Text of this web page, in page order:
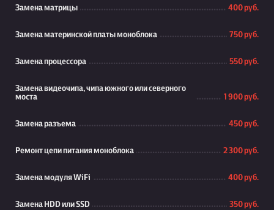
Замена матрицы 400 руб.
Замена материнской платы моноблока 750 руб.
Замена процессора 550 руб.
Замена видеочипа, чипа южного или северного
моста
1 900 руб.
Замена разъема 450 руб.
Ремонт цепи питания моноблока 2 300 руб.
Замена модуля WiFi 400 руб.
Замена HDD или SSD 350 руб.